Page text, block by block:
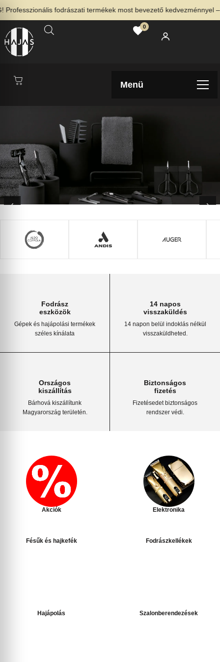
fodrászati termékek most bevezető kedvezménnyel –
0
Menü
Fodrász
eszközök
Gépek és hajápolási termékek
széles kínálata
14 napos
visszaküldés
14 napon belül indoklás nélkül
visszaküldheted.
Országos
kiszállítás
Bárhová kiszállítunk
Magyarország területén.
Biztonságos
fizetés
Fizetésedet biztonságos
rendszer védi.
Akciók Elektronika
Fésűk és hajkefék Fodrászkellékek
Hajápolás Szalonberendezések